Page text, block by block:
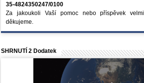
35-4824350247/0100
Za jakoukoli Vaší pomoc nebo příspěvek velmi
děkujeme.
SHRNUTÍ 2 Dodatek